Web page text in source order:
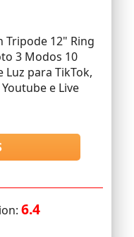
Tripode 12" Ring
3 Modos 10
Luz para TikTok,
e Live
6.4